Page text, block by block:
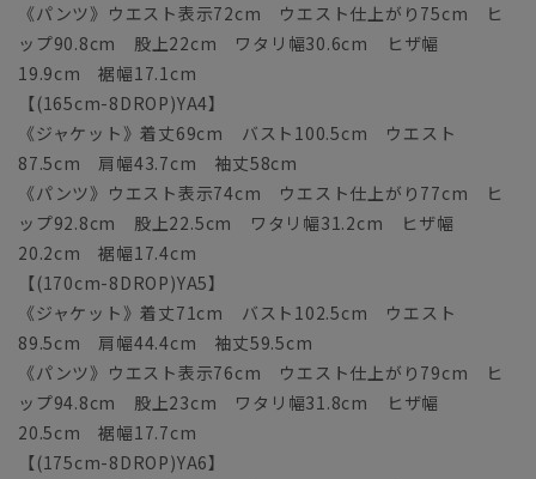
《パンツ》ウエスト表示72cm ウエスト仕上がり75cm ヒ
ップ90.8cm 股上22cm ワタリ幅30.6cm ヒザ幅
19.9cm 裾幅17.1cm
【(165cm-8DROP)YA4】
《ジャケット》着丈69cm バスト100.5cm ウエスト
87.5cm 肩幅43.7cm 袖丈58cm
《パンツ》ウエスト表示74cm ウエスト仕上がり77cm ヒ
ップ92.8cm 股上22.5cm ワタリ幅31.2cm ヒザ幅
20.2cm 裾幅17.4cm
【(170cm-8DROP)YA5】
《ジャケット》着丈71cm バスト102.5cm ウエスト
89.5cm 肩幅44.4cm 袖丈59.5cm
《パンツ》ウエスト表示76cm ウエスト仕上がり79cm ヒ
ップ94.8cm 股上23cm ワタリ幅31.8cm ヒザ幅
20.5cm 裾幅17.7cm
【(175cm-8DROP)YA6】